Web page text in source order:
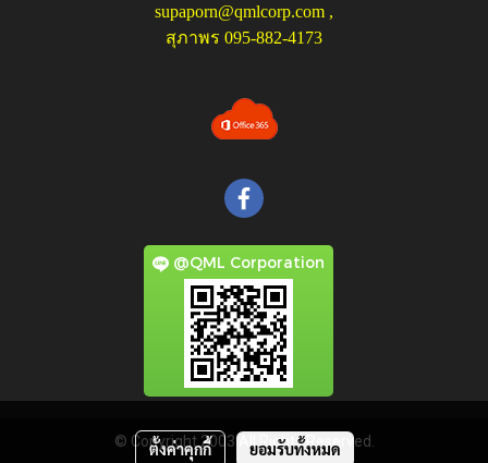
supaporn@qmlcorp.com ,
สุภาพร 095-882-4173
@QML Corporation
© Copyright 2003 All Rights Reserved.
ตั้งค่าคุกกี้ ยอมรับทั้งหมด